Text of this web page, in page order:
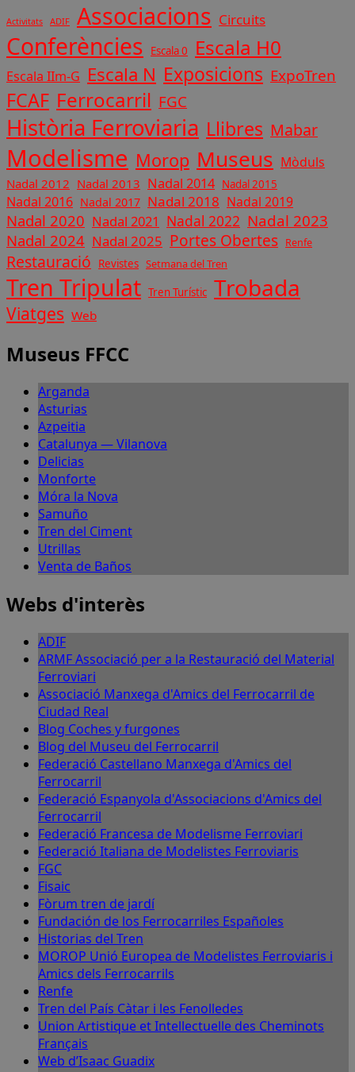
Activitats ADIF Associacions Circuits
Conferències Escala 0 Escala H0
Escala IIm-G Escala N Exposicions ExpoTren
FCAF Ferrocarril FGC
Història Ferroviaria Llibres Mabar
Modelisme Morop Museus Mòduls
Nadal 2012 Nadal 2013 Nadal 2014 Nadal 2015
Nadal 2016 Nadal 2017 Nadal 2018 Nadal 2019
Nadal 2020 Nadal 2021 Nadal 2022 Nadal 2023
Nadal 2024 Nadal 2025 Portes Obertes Renfe
Restauració Revistes Setmana del Tren
Tren Tripulat Tren Turístic Trobada
Viatges Web
Museus FFCC
Arganda
Asturias
Azpeitia
Catalunya — Vilanova
Delicias
Monforte
Móra la Nova
Samuño
Tren del Ciment
Utrillas
Venta de Baños
Webs d'interès
ADIF
ARMF Associació per a la Restauració del Material
Ferroviari
Associació Manxega d'Amics del Ferrocarril de
Ciudad Real
Blog Coches y furgones
Blog del Museu del Ferrocarril
Federació Castellano Manxega d'Amics del
Ferrocarril
Federació Espanyola d'Associacions d'Amics del
Ferrocarril
Federació Francesa de Modelisme Ferroviari
Federació Italiana de Modelistes Ferroviaris
FGC
Fisaic
Fòrum tren de jardí
Fundación de los Ferrocarriles Españoles
Historias del Tren
MOROP Unió Europea de Modelistes Ferroviaris i
Amics dels Ferrocarrils
Renfe
Tren del País Càtar i les Fenolledes
Union Artistique et Intellectuelle des Cheminots
Français
Web d’Isaac Guadix